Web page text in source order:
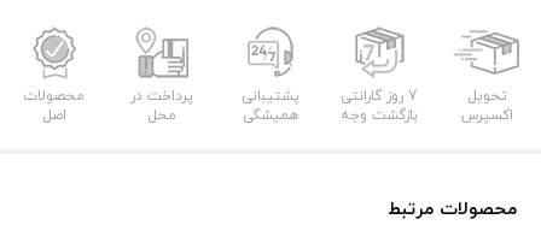
تحویل
اکسپرس
7 روز گارانتی
بازگشت وجه
پشتیبانی
همیشگی
پرداخت در
محل
محصولات
اصل
محصولات مرتبط